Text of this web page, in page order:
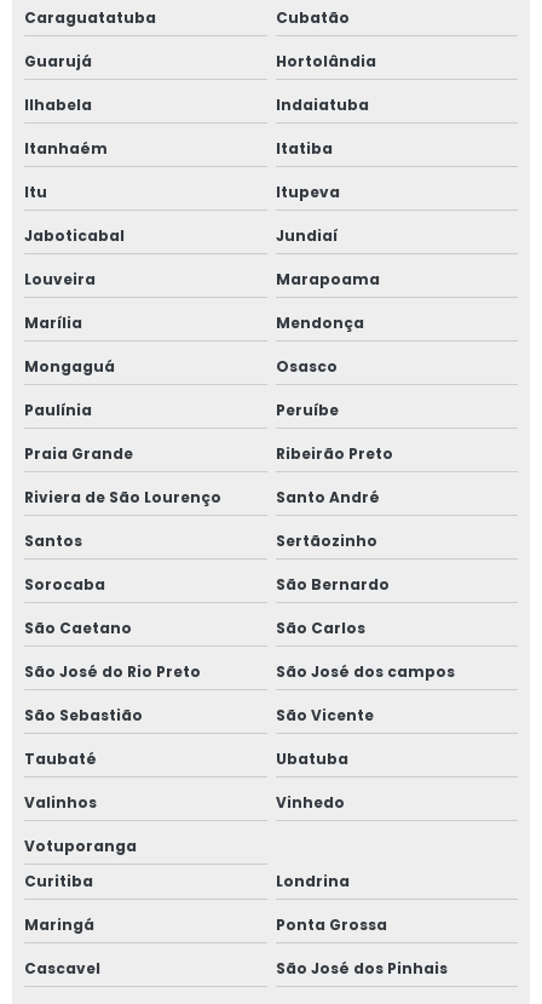
Reforma de máquinas agrícolas
Reforma de máquinas e equipamentos
Reforma de máquinas industriais
Reforma de máquinas operatrizes
Reforma de máquinas pesadas
Segurança de máquinas e equipamentos
Segurança de máquinas pesadas
Segurança do trabalho consultoria
Segurança operacional de máquinas agrícolas
Serviço de gestão de segurança do trabalho
Serviços de consultoria em segurança do trabalho
Treinamento de nr 12 valor
Treinamento nr 12
Treinamento nr 12 construção civil
Treinamento nr 12 injetora
Treinamento nr 12 lixadeira
Treinamento nr 12 máquinas e equipamentos
Caraguatatuba Cubatão
Guarujá Hortolândia
Ilhabela Indaiatuba
Itanhaém Itatiba
Itu Itupeva
Jaboticabal Jundiaí
Louveira Marapoama
Marília Mendonça
Mongaguá Osasco
Paulínia Peruíbe
Praia Grande Ribeirão Preto
Riviera de São Lourenço Santo André
Santos Sertãozinho
Sorocaba São Bernardo
São Caetano São Carlos
São José do Rio Preto São José dos campos
São Sebastião São Vicente
Taubaté Ubatuba
Valinhos Vinhedo
Votuporanga
Curitiba
Londrina
Maringá Ponta Grossa
Cascavel São José dos Pinhais